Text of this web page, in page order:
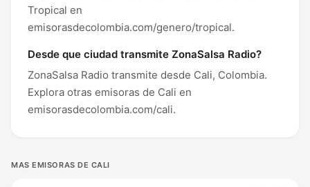
Tropical en
emisorasdecolombia.com/genero/tropical.
Desde que ciudad transmite ZonaSalsa Radio?
ZonaSalsa Radio transmite desde Cali, Colombia.
Explora otras emisoras de Cali en
emisorasdecolombia.com/cali.
MAS EMISORAS DE CALI